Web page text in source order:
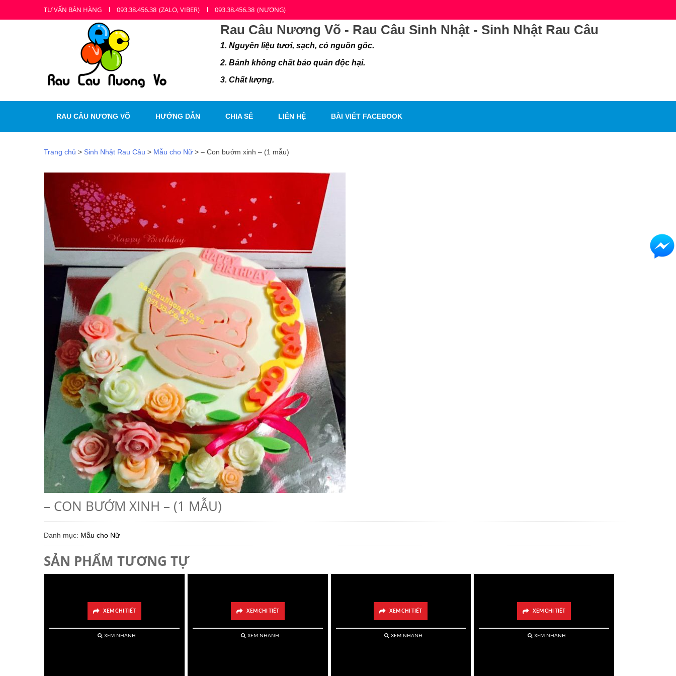
TƯ VẤN BÁN HÀNG 093.38.456.38 (ZALO, VIBER) 093.38.456.38 (NƯƠNG)
Rau Câu Nương Võ - Rau Câu Sinh Nhật - Sinh Nhật Rau Câu
1. Nguyên liệu tươi, sạch, có nguồn gốc.
2. Bánh không chất bảo quản độc hại.
3. Chất lượng.
RAU CÂU NƯƠNG VÕ HƯỚNG DẪN CHIA SẺ LIÊN HỆ BÀI VIẾT FACEBOOK
Trang chủ > Sinh Nhật Rau Câu > Mẫu cho Nữ > – Con bướm xinh – (1 mẫu)
– CON BƯỚM XINH – (1 MẪU)
Danh mục: Mẫu cho Nữ
SẢN PHẨM TƯƠNG TỰ
XEM CHI TIẾT
XEM NHANH
XEM CHI TIẾT
XEM NHANH
XEM CHI TIẾT
XEM NHANH
XEM CHI TIẾT
XEM NHANH